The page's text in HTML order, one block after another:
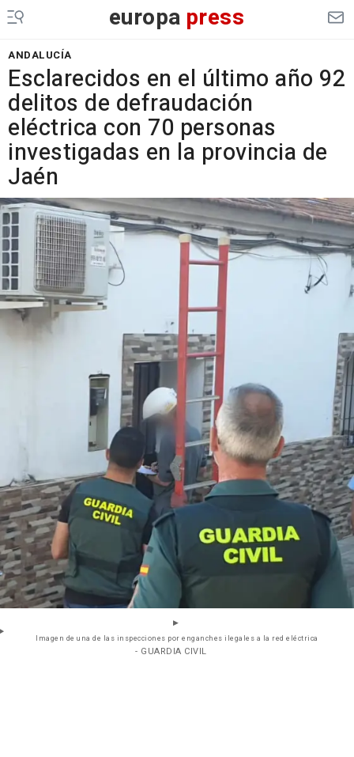
europa press
ANDALUCÍA
Esclarecidos en el último año 92
delitos de defraudación
eléctrica con 70 personas
investigadas en la provincia de
Jaén
Imagen de una de las inspecciones por enganches ilegales a la red eléctrica
- GUARDIA CIVIL